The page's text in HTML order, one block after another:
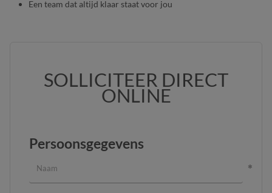
Een team dat altijd klaar staat voor jou
SOLLICITEER DIRECT
ONLINE
Persoonsgegevens